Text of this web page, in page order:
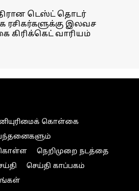
டெஸ்ட் தொடர்
ரசிகர்களுக்கு இலவச
கிரிக்கெட் வாரியம்
கொள்கை
நெறிமுறை நடத்தை
செய்தி காப்பகம்